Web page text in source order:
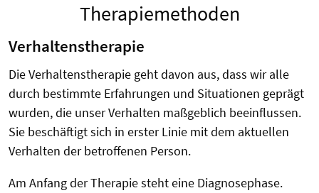
Therapiemethoden
Verhaltenstherapie
Die Verhaltenstherapie geht davon aus, dass wir alle
durch bestimmte Erfahrungen und Situationen geprägt
wurden, die unser Verhalten maßgeblich beeinflussen.
Sie beschäftigt sich in erster Linie mit dem aktuellen
Verhalten der betroffenen Person.
Am Anfang der Therapie steht eine Diagnosephase.